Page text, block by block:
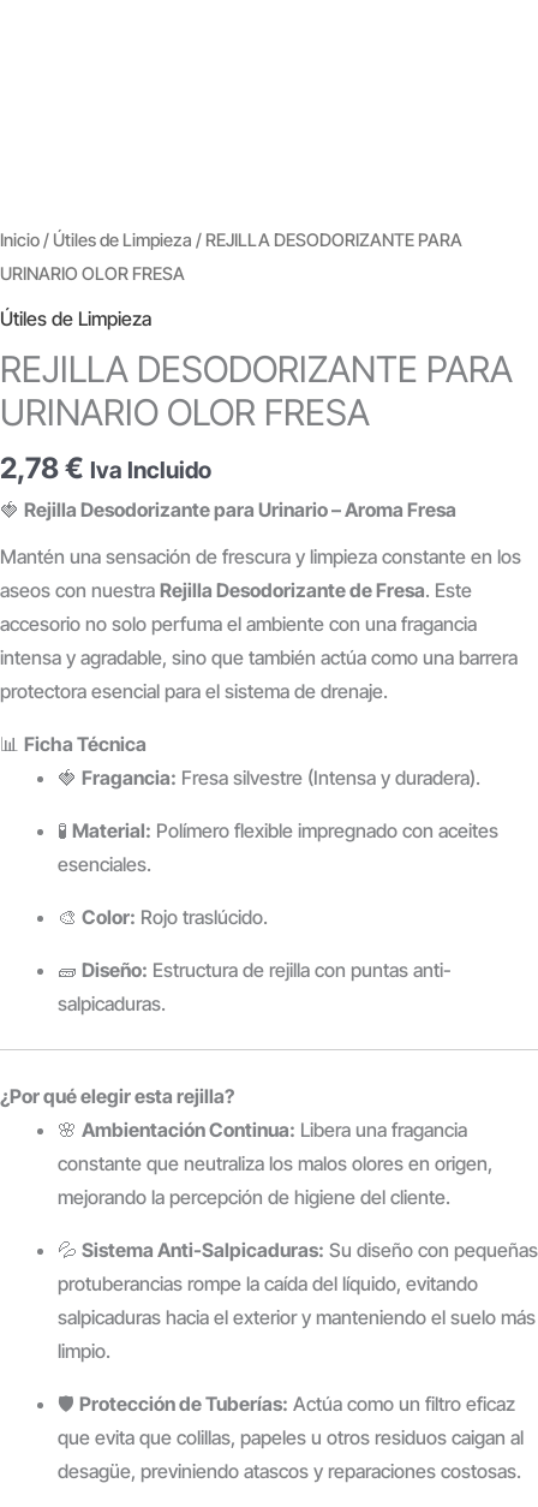
Inicio/ Útiles de Limpieza / REJILLA DESODORIZANTE PARA
URINARIO OLOR FRESA
Útiles de Limpieza
REJILLA DESODORIZANTE PARA
URINARIO OLOR FRESA
2,78€ Iva Incluido
🍓 Rejilla Desodorizante para Urinario – Aroma Fresa
Mantén una sensación de frescura y limpieza constante en los
aseos con nuestra Rejilla Desodorizante de Fresa. Este
accesorio no solo perfuma el ambiente con una fragancia
intensa y agradable, sino que también actúa como una barrera
protectora esencial para el sistema de drenaje.
📊 Ficha Técnica
🍓 Fragancia: Fresa silvestre (Intensa y duradera).
🧪 Material: Polímero flexible impregnado con aceites
esenciales.
🎨 Color: Rojo traslúcido.
🧱 Diseño: Estructura de rejilla con puntas anti-
salpicaduras.
¿Por qué elegir esta rejilla?
🌸 Ambientación Continua: Libera una fragancia
constante que neutraliza los malos olores en origen,
mejorando la percepción de higiene del cliente.
💦 Sistema Anti-Salpicaduras: Su diseño con pequeñas
protuberancias rompe la caída del líquido, evitando
salpicaduras hacia el exterior y manteniendo el suelo más
limpio.
🛡️ Protección de Tuberías: Actúa como un filtro eficaz
que evita que colillas, papeles u otros residuos caigan al
desagüe, previniendo atascos y reparaciones costosas.